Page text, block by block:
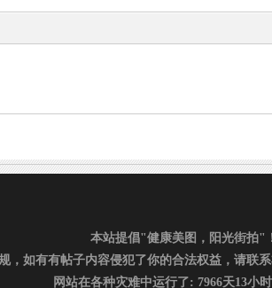
本站提倡"健康美图，阳光街拍"
，如有有帖子内容侵犯了你的合法权益，请联
网站在各种灾难中运行了: 7966天13小